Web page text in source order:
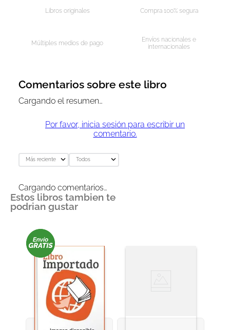
Libros originales Compra 100% segura
Múltiples medios de pago
Envíos nacionales e
internacionales
Comentarios sobre este libro
Cargando el resumen…
Por favor, inicia sesión para escribir un
comentario.
Más reciente Todos
Cargando comentarios…
Estos libros tambien te
podrian gustar